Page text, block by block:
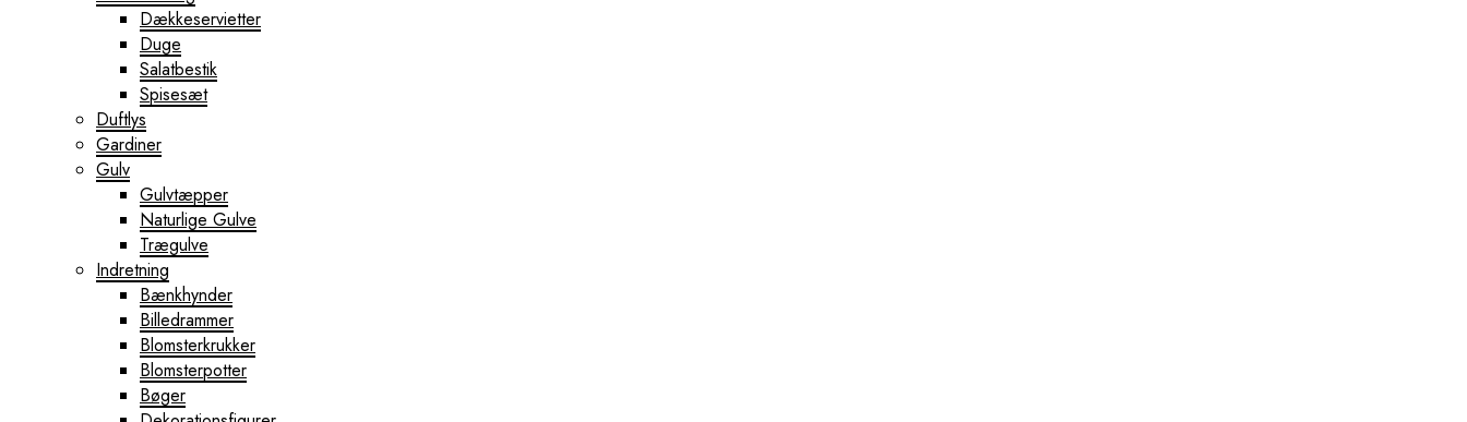
Dækkeservietter
Duge
Salatbestik
Spisesæt
Duftlys
Gardiner
Gulv
Gulvtæpper
Naturlige Gulve
Trægulve
Indretning
Bænkhynder
Billedrammer
Blomsterkrukker
Blomsterpotter
Bøger